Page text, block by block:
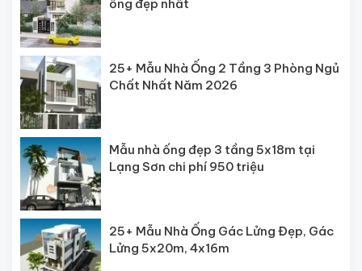
ống đẹp nhất
25+ Mẫu Nhà Ống 2 Tầng 3 Phòng Ngủ
Chất Nhất Năm 2026
Mẫu nhà ống đẹp 3 tầng 5x18m tại
Lạng Sơn chi phí 950 triệu
25+ Mẫu Nhà Ống Gác Lửng Đẹp, Gác
Lửng 5x20m, 4x16m